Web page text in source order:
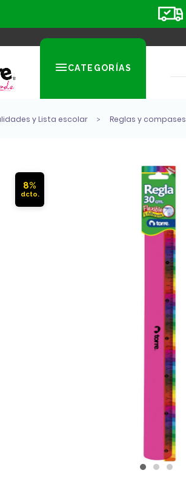
CATEGORÍAS
y Lista escolar Reglas y compases
8%